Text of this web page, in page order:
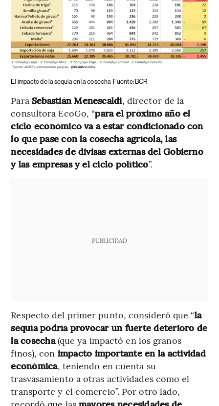
El impacto de la sequía en la cosecha Fuente: BCR
Para Sebastián Menescaldi, director de la
consultora EcoGo, “para el próximo año el
ciclo económico va a estar condicionado con
lo que pase con la cosecha agrícola, las
necesidades de divisas externas del Gobierno
y las empresas y el ciclo político”.
PUBLICIDAD
Respecto del primer punto, consideró que “la
sequía podría provocar un fuerte deterioro de
la cosecha(que ya impactó en los granos
finos), con impacto importante en la actividad
económica, teniendo en cuenta su
trasvasamiento a otras actividades como el
transporte y el comercio”. Por otro lado,